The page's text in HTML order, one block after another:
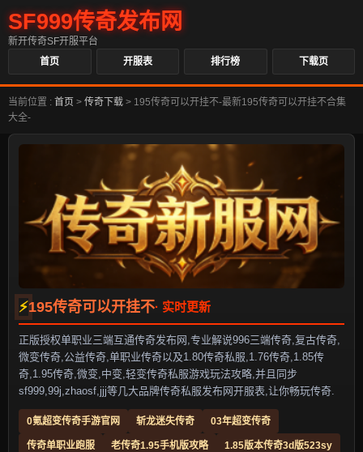
SF999传奇发布网
新开传奇SF开服平台
首页
开服表 排行榜 下载页
当前位置 : 首页 > 传奇下载 > 195传奇可以开挂不-最新195传奇可以开挂不合集
大全-
195传奇可以开挂不
正版授权单职业三端互通传奇发布网,专业解说996三端传奇,复古传奇,
微变传奇,公益传奇,单职业传奇以及1.80传奇私服,1.76传奇,1.85传
奇,1.95传奇,微变,中变,轻变传奇私服游戏玩法攻略,并且同步
sf999,99j,zhaosf,jjj等几大品牌传奇私服发布网开服表,让你畅玩传奇.
0氪超变传奇手游官网 斩龙迷失传奇 03年超变传奇
传奇单职业跑服 老传奇1.95手机版攻略 1.85版本传奇3d版523sy